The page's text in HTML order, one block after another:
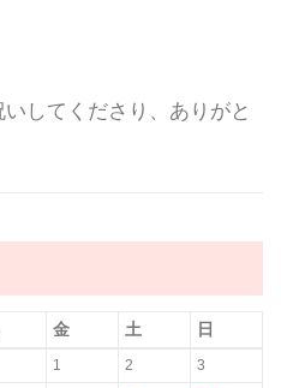
してくださり、ありがと
金 土 日
1 2 3